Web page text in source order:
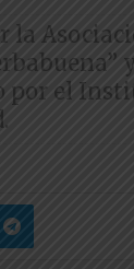
la
por el